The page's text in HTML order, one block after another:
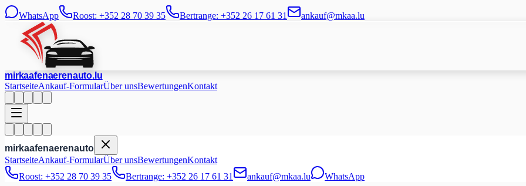
WhatsApp Roost: +352 28 70 39 35 Bertrange: +352 26 17 61 31 ankauf@mkaa.lu
mirkaafenaerenauto.lu
StartseiteAnkauf-FormularÜber unsBewertungenKontakt
mirkaafenaerenauto
StartseiteAnkauf-FormularÜber unsBewertungenKontakt
Roost: +352 28 70 39 35
Bertrange: +352 26 17 61 31 ankauf@mkaa.lu WhatsApp